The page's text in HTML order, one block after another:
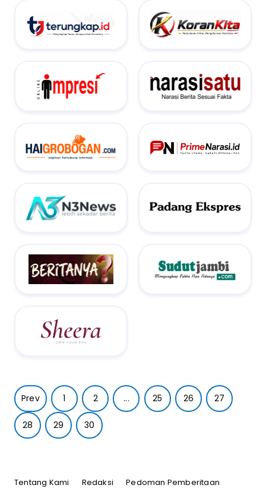
Prev 1 2 ... 25 26 27
28 29 30
Tentang Kami Redaksi
Pedoman Pemberitaan